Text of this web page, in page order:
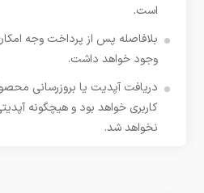
است.
بلافاصله پس از پرداخت وجه
وجود خواهد داشت.
دریافت آپدیت یا بروزرسانی
کاربری خواهد بود و هیچگونه
نخواهد شد.